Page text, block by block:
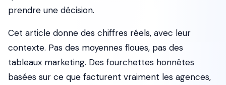
prendre une décision.
Cet article donne des chiffres réels, avec leur
contexte. Pas des moyennes floues, pas des
tableaux marketing. Des fourchettes honnêtes
basées sur ce que facturent vraiment les agences,